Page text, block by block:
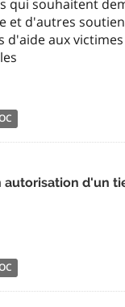
qui souhaitent
et d'autres
d'aide aux
autorisation d'un